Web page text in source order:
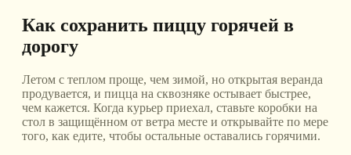
Как сохранить пиццу горячей в
дорогу
Летом с теплом проще, чем зимой, но открытая веранда
продувается, и пицца на сквозняке остывает быстрее,
чем кажется. Когда курьер приехал, ставьте коробки на
стол в защищённом от ветра месте и открывайте по мере
того, как едите, чтобы остальные оставались горячими.